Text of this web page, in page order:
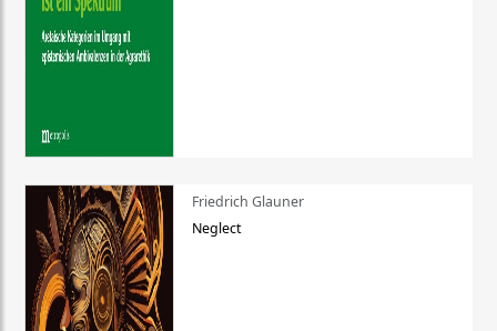
Friedrich Glauner
Neglect